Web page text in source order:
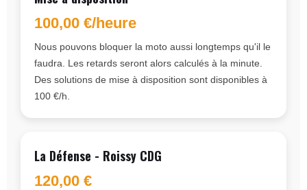
100,00 €/heure
Nous pouvons bloquer la moto aussi longtemps qu'il le
faudra. Les retards seront alors calculés à la minute.
Des solutions de mise à disposition sont disponibles à
100 €/h.
La Défense - Roissy CDG
120,00 €